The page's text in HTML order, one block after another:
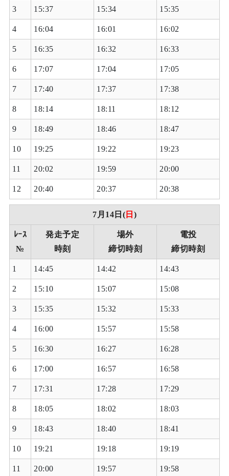
3 15:37 15:34 15:35
4 16:04 16:01 16:02
5 16:35 16:32 16:33
6 17:07 17:04 17:05
7 17:40 17:37 17:38
8 18:14 18:11 18:12
9 18:49 18:46 18:47
10 19:25 19:22 19:23
11 20:02 19:59 20:00
12 20:40 20:37 20:38
7月14日( 日 )
ﾚｰｽ
№
発走予定
時刻
場外
締切時刻
電投
締切時刻
1 14:45 14:42 14:43
2 15:10 15:07 15:08
3 15:35 15:32 15:33
4 16:00 15:57 15:58
5 16:30 16:27 16:28
6 17:00 16:57 16:58
7 17:31 17:28 17:29
8 18:05 18:02 18:03
9 18:43 18:40 18:41
10 19:21 19:18 19:19
11 20:00 19:57 19:58